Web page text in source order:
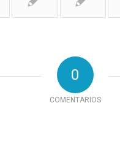
0
COMENTARIOS